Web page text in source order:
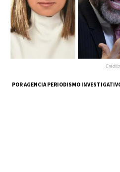
POR AGENCIA PERIODISMO